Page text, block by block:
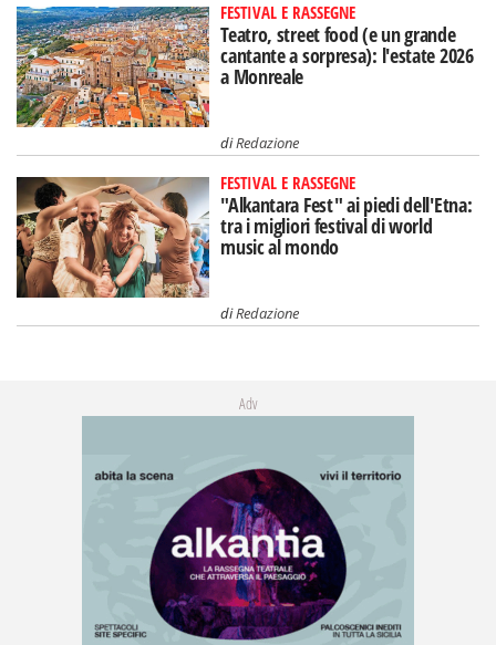
FESTIVAL E RASSEGNE
Teatro, street food (e un grande
cantante a sorpresa): l'estate 2026
a Monreale
diRedazione
FESTIVAL E RASSEGNE
"Alkantara Fest" ai piedi dell'Etna:
tra i migliori festival di world
music al mondo
diRedazione
Adv